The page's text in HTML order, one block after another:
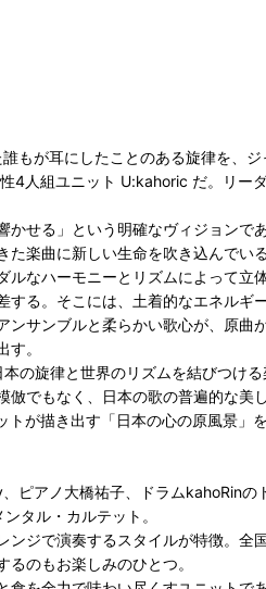
もが耳にしたことのある旋律を、
4人組ユニット U:kahoric だ。リ
せる」という明確なヴィジョン
楽曲に新しい生命を吹き込んでいる
なハーモニーとリズムによって
る。そこには、土着的なエネル
ンサンブルと柔らかい歌心が、原
。
の旋律と世界のリズムを結びつけ
でもなく、日本の歌の普遍的な美
が描き出す「日本の心の原風景」
ピアノ大橋祐子、ドラムkahoRinの
タル・カルテット。
ジで演奏するスタイルが特徴。
のもお楽しみのひとつ。